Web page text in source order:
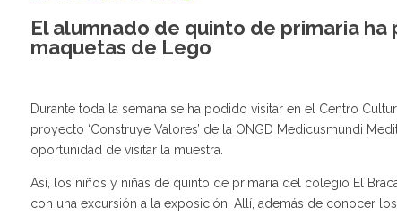
El alumnado de quinto de primaria
maquetas de Lego
Durante toda la semana se ha podido visitar en el Centro
proyecto ‘Construye Valores’ de la ONGD Medicusmundi
oportunidad de visitar la muestra.
Así, los niños y niñas de quinto de primaria del colegio El
con una excursión a la exposición. Allí, además de conocer